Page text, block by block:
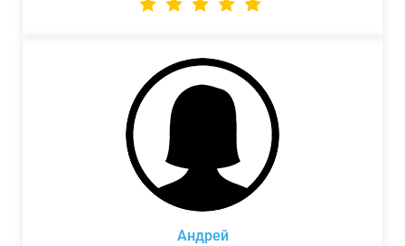
Андрей